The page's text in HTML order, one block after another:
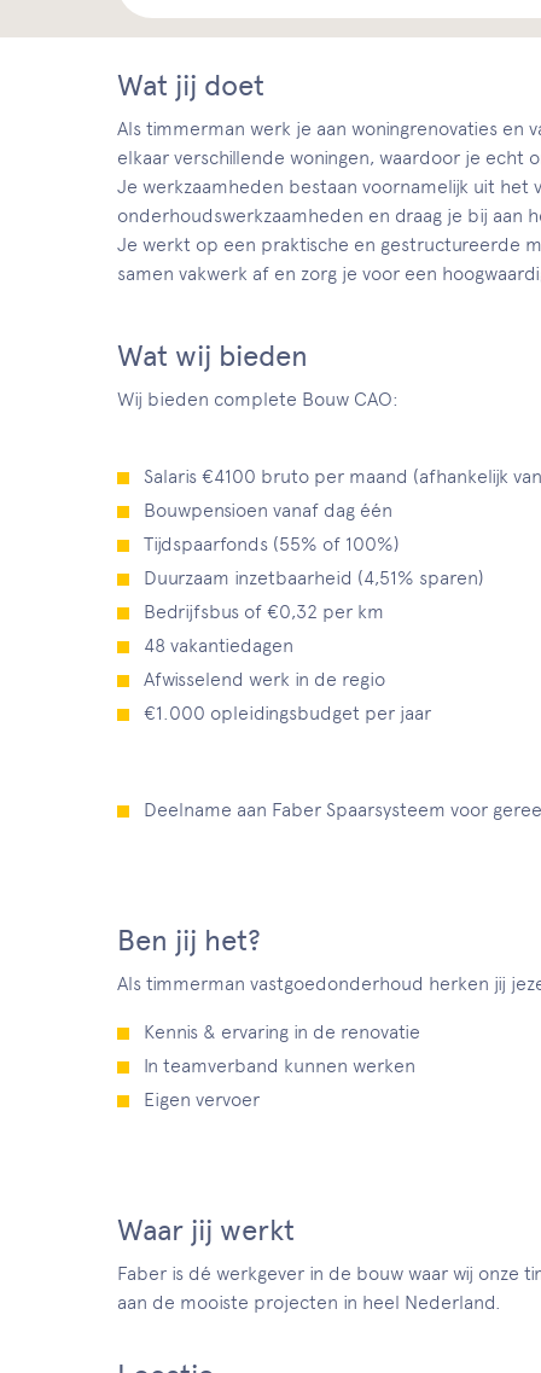
Wat jij doet
Als timmerman werk je aan woningrenovaties en
elkaar verschillende woningen, waardoor je
Je werkzaamheden bestaan voornamelijk uit
onderhoudswerkzaamheden en draag je bij aan
Je werkt op een praktische en gestructureerde
samen vakwerk af en zorg je voor een
Wat wij bieden
Wij bieden complete Bouw CAO:
Salaris €4100 bruto per maand (afhankelijk
Bouwpensioen vanaf dag één
Tijdspaarfonds (55% of 100%)
Duurzaam inzetbaarheid (4,51% sparen)
Bedrijfsbus of €0,32 per km
48 vakantiedagen
Afwisselend werk in de regio
€1.000 opleidingsbudget per jaar
Deelname aan Faber Spaarsysteem voor
Ben jij het?
Als timmerman vastgoedonderhoud herken jij
Kennis & ervaring in de renovatie
In teamverband kunnen werken
Eigen vervoer
Waar jij werkt
Faber is dé werkgever in de bouw waar wij onze
aan de mooiste projecten in heel Nederland.